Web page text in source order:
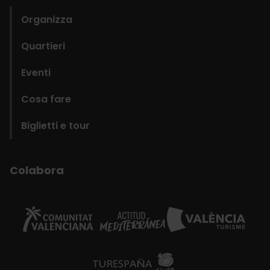
Organizza
Quartieri
Eventi
Cosa fare
Biglietti e tour
Colabora